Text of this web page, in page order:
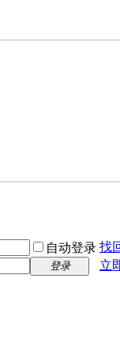
自动登录 找
登录
立